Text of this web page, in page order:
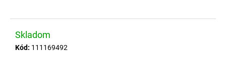
Skladom
Kód: 111169492
HĽADAŤ